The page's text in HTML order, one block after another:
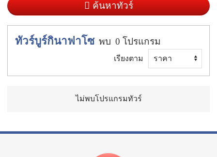
ค้นหาทัวร์
ทัวร์บูร์กินาฟาโซ พบ 0 โปรแกรม
เรียงตาม
ไม่พบโปรแกรมทัวร์